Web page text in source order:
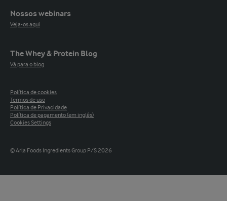
Nossos webinars
Veja-os aqui
The Whey & Protein Blog
Vá para o blog
Política de cookies
Termos de uso
Política de Privacidade
Política de pagamento (em inglês)
Cookies Settings
© Arla Foods Ingredients Group P/S 2026